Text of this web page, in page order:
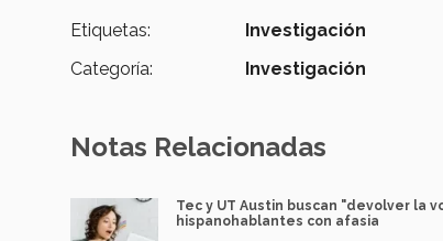
Etiquetas:
Investigación
Categoría:
Investigación
Notas Relacionadas
Tec y UT Austin buscan "devolver la
hispanohablantes con afasia